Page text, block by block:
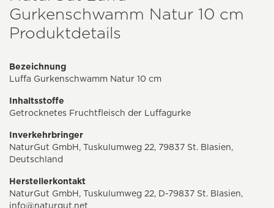
Gurkenschwamm Natur 10 cm
Produktdetails
Bezeichnung
Luffa Gurkenschwamm Natur 10 cm
Inhaltsstoffe
Getrocknetes Fruchtfleisch der Luffagurke
Inverkehrbringer
NaturGut GmbH, Tuskulumweg 22, 79837 St. Blasien,
Deutschland
Herstellerkontakt
NaturGut GmbH, Tuskulumweg 22, D-79837 St. Blasien,
info@naturgut.net